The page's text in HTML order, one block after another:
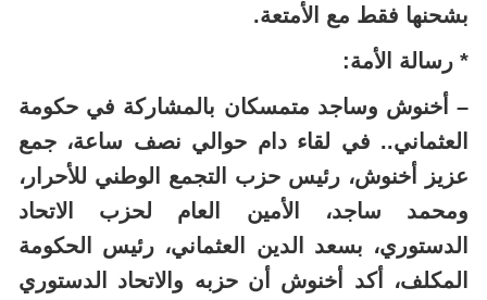
بشحنها فقط مع الأمتعة.
* رسالة الأمة:
– أخنوش وساجد متمسكان بالمشاركة في حكومة
العثماني.. في لقاء دام حوالي نصف ساعة، جمع
عزيز أخنوش، رئيس حزب التجمع الوطني للأحرار،
ومحمد ساجد، الأمين العام لحزب الاتحاد
الدستوري، بسعد الدين العثماني، رئيس الحكومة
المكلف، أكد أخنوش أن حزبه والاتحاد الدستوري